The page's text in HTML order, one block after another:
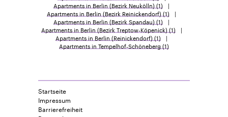
Apartments in Berlin (Bezirk Neukölln) (1)
Apartments in Berlin (Bezirk Reinickendorf) (1)
Apartments in Berlin (Bezirk Spandau) (1)
Apartments in Berlin (Bezirk Treptow-Köpenick) (1)
Apartments in Berlin (Reinickendorf) (1)
Apartments in Tempelhof-Schöneberg (1)
Startseite
Impressum
Barrierefreiheit